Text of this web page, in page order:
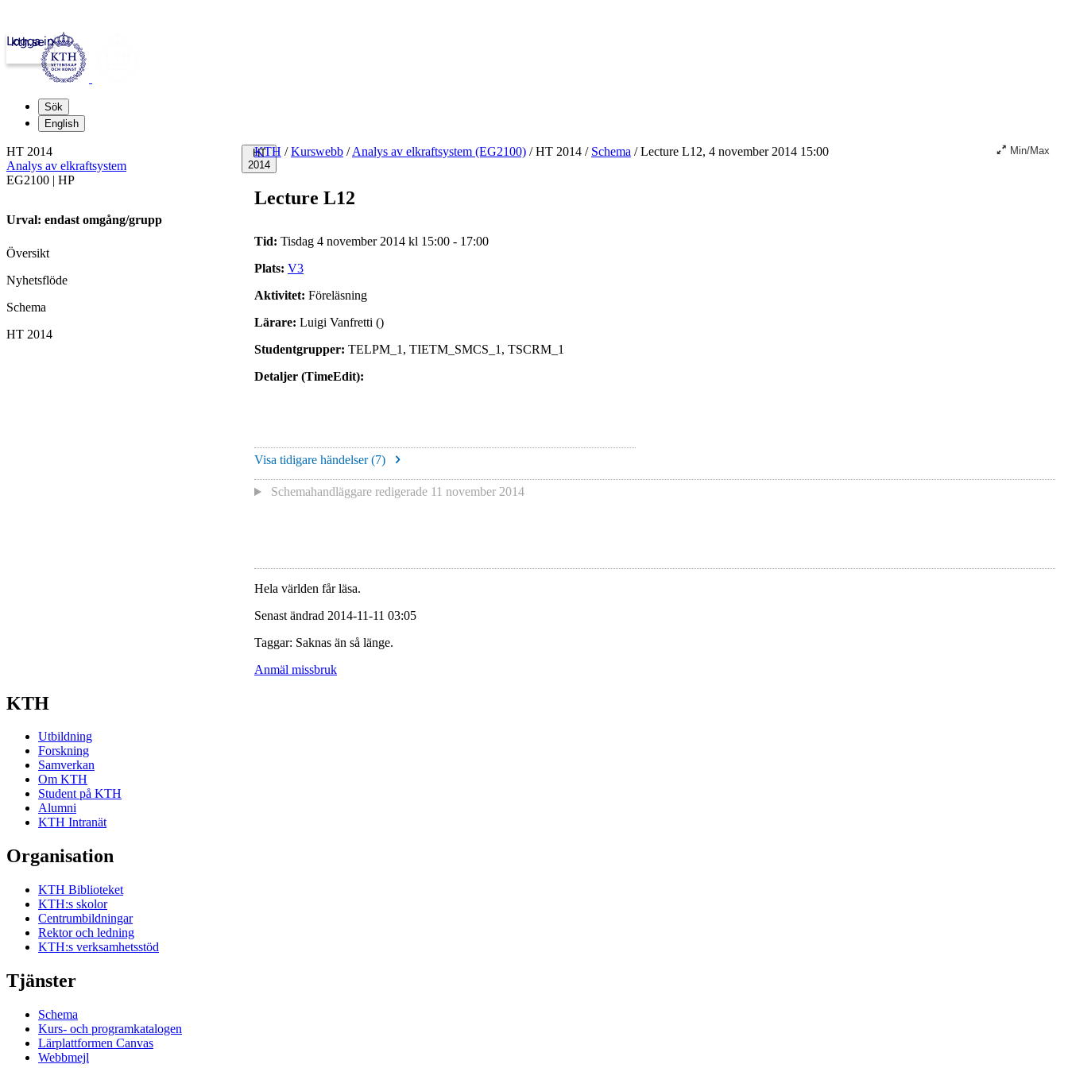
kth.se
Logga in
Sök
English
HT
2014
KTH / Kurswebb / Analys av elkraftsystem (EG2100) /HT 2014 / Schema /Lecture L12, 4 november 2014 15:00 Min/Max
Lecture L12
Tid: Tisdag 4 november 2014 kl 15:00 - 17:00
Plats: V3
Aktivitet: Föreläsning
Lärare: Luigi Vanfretti ()
Studentgrupper: TELPM_1, TIETM_SMCS_1, TSCRM_1
Detaljer (TimeEdit):
Visa tidigare händelser (7)
Schemahandläggare redigerade 11 november 2014
Hela världen får läsa.
Senast ändrad 2014-11-11 03:05
Taggar: Saknas än så länge.
Anmäl missbruk
HT 2014
Analys av elkraftsystem
EG2100 | HP
Urval: endast omgång/grupp
Översikt
Nyhetsflöde
Schema
HT 2014
KTH
Utbildning
Forskning
Samverkan
Om KTH
Student på KTH
Alumni
KTH Intranät
Organisation
KTH Biblioteket
KTH:s skolor
Centrumbildningar
Rektor och ledning
KTH:s verksamhetsstöd
Tjänster
Schema
Kurs- och programkatalogen
Lärplattformen Canvas
Webbmejl